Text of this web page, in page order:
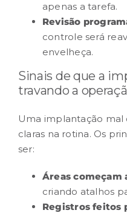
apenas a tarefa.
Revisão
controle será
envelheça.
Sinais de que a
travando a
Uma implantação mal
claras na rotina. Os
ser:
Áreas começam
criando atalhos
Registros feitos